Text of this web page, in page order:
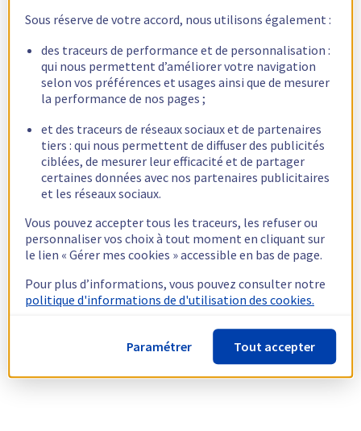
Sous réserve de votre accord, nous utilisons également :
des traceurs de performance et de personnalisation :
qui nous permettent d’améliorer votre navigation
selon vos préférences et usages ainsi que de mesurer
la performance de nos pages ;
et des traceurs de réseaux sociaux et de partenaires
tiers : qui nous permettent de diffuser des publicités
ciblées, de mesurer leur efficacité et de partager
certaines données avec nos partenaires publicitaires
et les réseaux sociaux.
Vous pouvez accepter tous les traceurs, les refuser ou
personnaliser vos choix à tout moment en cliquant sur
le lien « Gérer mes cookies » accessible en bas de page.
Pour plus d’informations, vous pouvez consulter notre
politique d'informations de d'utilisation des cookies.
Paramétrer Tout accepter